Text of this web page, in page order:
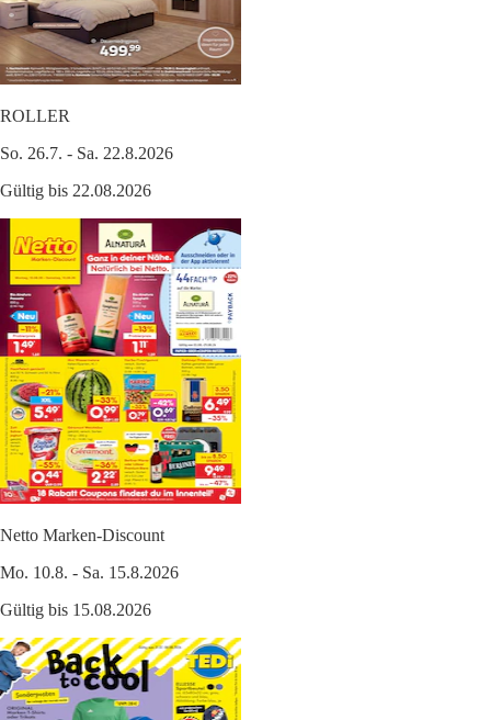
ROLLER
So. 26.7. - Sa. 22.8.2026
Gültig bis 22.08.2026
Netto Marken-Discount
Mo. 10.8. - Sa. 15.8.2026
Gültig bis 15.08.2026